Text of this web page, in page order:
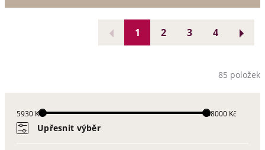
1 2 3 4
85 položek
Upřesnit výběr
5930 Kč 88000 Kč